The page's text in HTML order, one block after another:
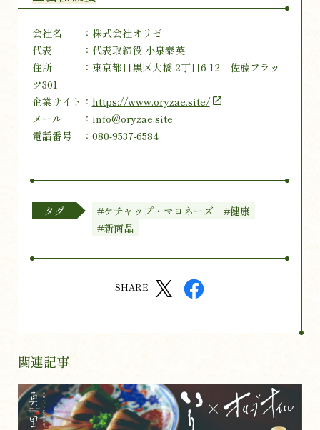
会社名 ：株式会社オリゼ
代表 ：代表取締役 小泉泰英
住所 ：東京都目黒区大橋 2丁目6-12 佐藤フラッ
ツ301
企業サイト： https://www.oryzae.site/
メール ：info@oryzae.site
電話番号 ：080-9537-6584
タグ #ケチャップ・マヨネーズ
#健康
#新商品
SHARE
関連記事